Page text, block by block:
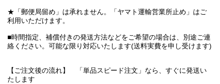
★「郵便局留め」は承れません。「ヤマト運輸営業所止め」はご
利用いただけます。
■時間指定、補償付きの発送方法などをご希望の場合は、別途ご連
絡ください。可能な限り対応いたします(送料実費を申し受けます)
【ご注文後の流れ】 「単品スピード注文」なら、すぐに発送い
たします